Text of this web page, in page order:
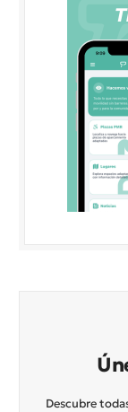
Descubre